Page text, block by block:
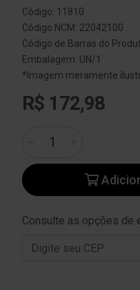
Código: 11810
Código NCM: 22042100
Código de Barras do
Embalagem: UN/1
*Imagem meramente
R$ 172,98
Consulte as opções de